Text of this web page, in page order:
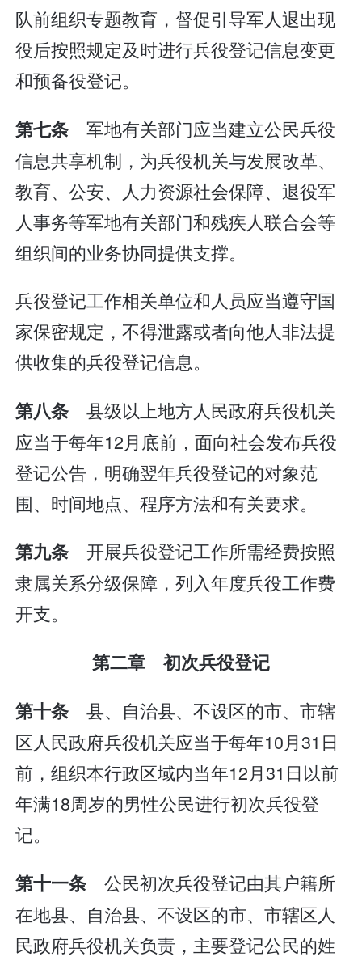
队前组织专题教育，督促引导军人退出现
役后按照规定及时进行兵役登记信息变更
和预备役登记。
第七条军地有关部门应当建立公民兵役
信息共享机制，为兵役机关与发展改革、
教育、公安、人力资源社会保障、退役军
人事务等军地有关部门和残疾人联合会等
组织间的业务协同提供支撑。
兵役登记工作相关单位和人员应当遵守国
家保密规定，不得泄露或者向他人非法提
供收集的兵役登记信息。
第八条县级以上地方人民政府兵役机关
应当于每年12月底前，面向社会发布兵役
登记公告，明确翌年兵役登记的对象范
围、时间地点、程序方法和有关要求。
第九条开展兵役登记工作所需经费按照
隶属关系分级保障，列入年度兵役工作费
开支。
第二章 初次兵役登记
第十条县、自治县、不设区的市、市辖
区人民政府兵役机关应当于每年10月31日
前，组织本行政区域内当年12月31日以前
年满18周岁的男性公民进行初次兵役登
记。
第十一条公民初次兵役登记由其户籍所
在地县、自治县、不设区的市、市辖区人
民政府兵役机关负责，主要登记公民的姓